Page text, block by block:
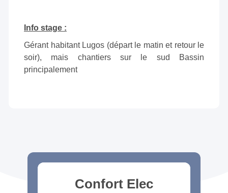
Info stage :
Gérant habitant Lugos (départ le matin et retour le
soir), mais chantiers sur le sud Bassin
principalement
Confort Elec